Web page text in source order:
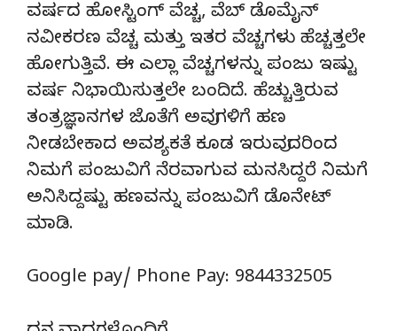
ವರ್ಷದ ಹೋಸ್ಟಿಂಗ್‌ ವೆಚ್ಚ, ವೆಬ್‌ ಡೊಮೈನ್‌
ನವೀಕರಣ ವೆಚ್ಚ ಮತ್ತು ಇತರ ವೆಚ್ಚಗಳು ಹೆಚ್ಚತ್ತಲೇ
ಹೋಗುತ್ತಿವೆ. ಈ ಎಲ್ಲಾ ವೆಚ್ಚಗಳನ್ನು ಪಂಜು ಇಷ್ಟು
ವರ್ಷ ನಿಭಾಯಿಸುತ್ತಲೇ ಬಂದಿದೆ. ಹೆಚ್ಚುತ್ತಿರುವ
ತಂತ್ರಜ್ಞಾನಗಳ ಜೊತೆಗೆ ಅವುಗಳಿಗೆ ಹಣ
ನೀಡಬೇಕಾದ ಅವಶ್ಯಕತೆ ಕೂಡ ಇರುವುದರಿಂದ
ನಿಮಗೆ ಪಂಜುವಿಗೆ ನೆರವಾಗುವ ಮನಸಿದ್ದರೆ ನಿಮಗೆ
ಅನಿಸಿದ್ದಷ್ಟು ಹಣವನ್ನು ಪಂಜುವಿಗೆ ಡೊನೇಟ್‌
ಮಾಡಿ.
Google pay/ Phone Pay: 9844332505